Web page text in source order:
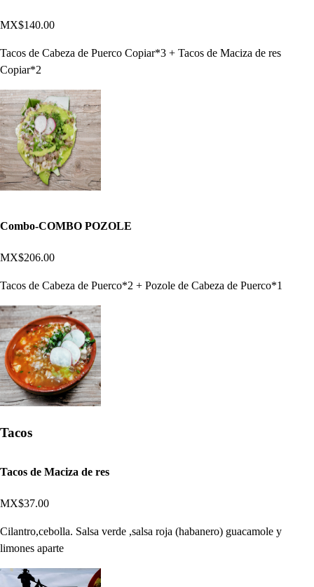
MX$140.00
Tacos de Cabeza de Puerco Copiar*3 + Tacos de Maciza de res
Copiar*2
Combo-COMBO POZOLE
MX$206.00
Tacos de Cabeza de Puerco*2 + Pozole de Cabeza de Puerco*1
Tacos
Tacos de Maciza de res
MX$37.00
Cilantro,cebolla. Salsa verde ,salsa roja (habanero) guacamole y
limones aparte